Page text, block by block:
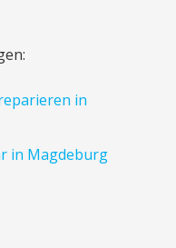
in
in Magdeburg